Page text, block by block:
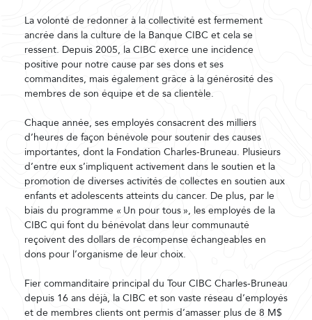
La volonté de redonner à la collectivité est fermement
ancrée dans la culture de la Banque CIBC et cela se
ressent. Depuis 2005, la CIBC exerce une incidence
positive pour notre cause par ses dons et ses
commandites, mais également grâce à la générosité des
membres de son équipe et de sa clientèle.
Chaque année, ses employés consacrent des milliers
d’heures de façon bénévole pour soutenir des causes
importantes, dont la Fondation Charles-Bruneau. Plusieurs
d’entre eux s’impliquent activement dans le soutien et la
promotion de diverses activités de collectes en soutien aux
enfants et adolescents atteints du cancer. De plus, par le
biais du programme « Un pour tous », les employés de la
CIBC qui font du bénévolat dans leur communauté
reçoivent des dollars de récompense échangeables en
dons pour l’organisme de leur choix.
Fier commanditaire principal du Tour CIBC Charles-Bruneau
depuis 16 ans déjà, la CIBC et son vaste réseau d’employés
et de membres clients ont permis d’amasser plus de 8 M$